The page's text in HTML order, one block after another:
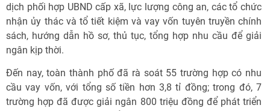
dịch phối hợp UBND cấp xã, lực lượng công an, các tổ chức
nhận ủy thác và tổ tiết kiệm và vay vốn tuyên truyền chính
sách, hướng dẫn hồ sơ, thủ tục, tổng hợp nhu cầu để giải
ngân kịp thời.
Đến nay, toàn thành phố đã rà soát 55 trường hợp có nhu
cầu vay vốn, với tổng số tiền hơn 3,8 tỉ đồng; trong đó, 7
trường hợp đã được giải ngân 800 triệu đồng để phát triển